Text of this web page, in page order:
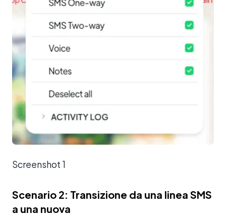
Screenshot 1
Scenario 2: Transizione da una linea SMS
a una nuova